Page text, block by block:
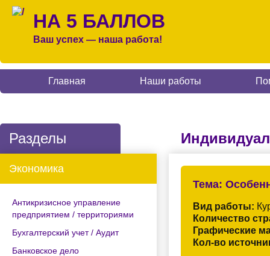
НА 5 БАЛЛОВ
Ваш успех — наша работа!
Главная Наши работы
Разделы
Экономика
Антикризисное управление
предприятием / территориями
Бухгалтерский учет / Аудит
Банковское дело
Тема:
Вид работы:
Количество
Графические
Кол-во